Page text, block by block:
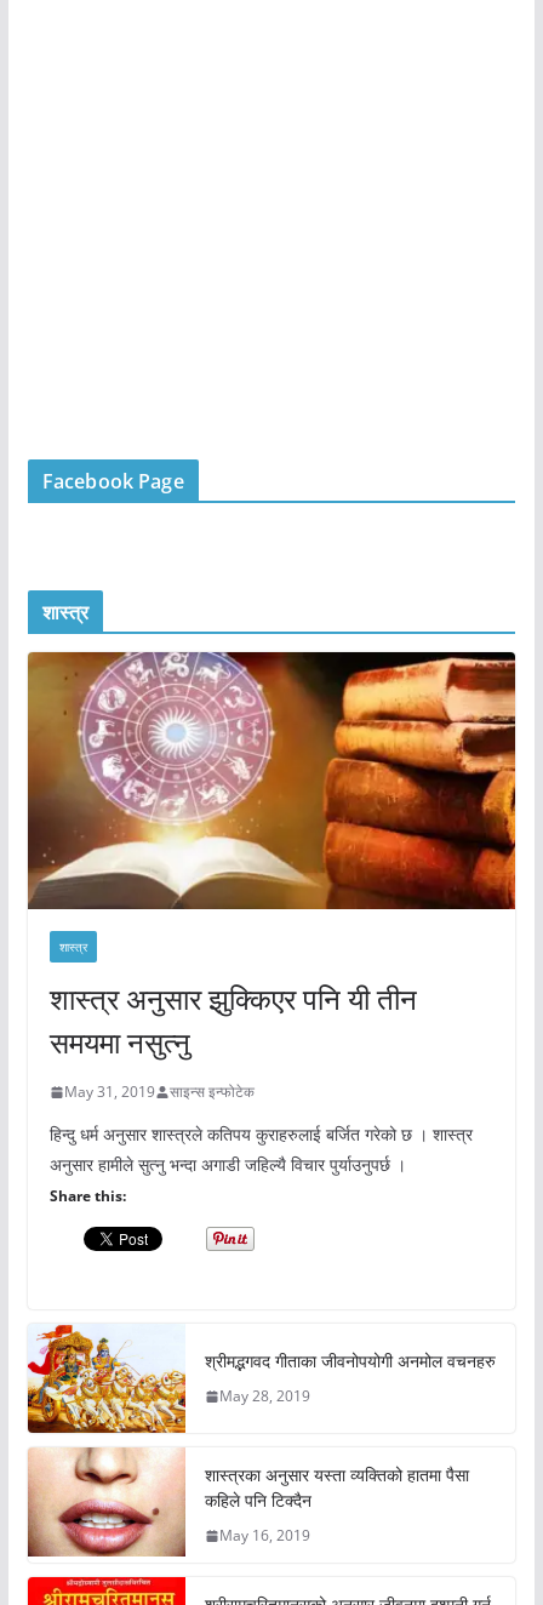
Facebook Page
शास्त्र
शास्त्र
शास्त्र अनुसार झुक्किएर पनि यी तीन
समयमा नसुत्नु
May 31, 2019 साइन्स इन्फोटेक
हिन्दु धर्म अनुसार शास्त्रले कतिपय कुराहरुलाई बर्जित गरेको छ । शास्त्र
अनुसार हामीले सुत्नु भन्दा अगाडी जहिल्यै विचार पुर्याउनुपर्छ ।
Share this:
श्रीमद्भगवद गीताका जीवनोपयोगी अनमोल वचनहरु
May 28, 2019
शास्त्रका अनुसार यस्ता व्यक्तिको हातमा पैसा
कहिले पनि टिक्दैन
May 16, 2019